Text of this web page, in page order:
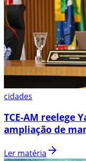
cidades
TCE-AM reelege
ampliação de
Ler matéria